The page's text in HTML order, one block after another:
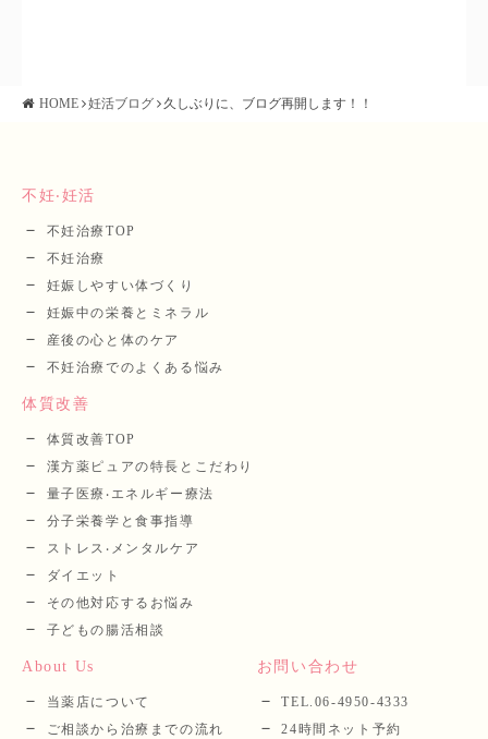
HOME 妊活ブログ 久しぶりに、ブログ再開します！！
不妊‧妊活
不妊治療TOP
不妊治療
妊娠しやすい体づくり
妊娠中の栄養とミネラル
産後の⼼と体のケア
不妊治療でのよくある悩み
体質改善
体質改善TOP
漢⽅薬ピュアの特長とこだわり
量⼦医療‧エネルギー療法
分⼦栄養学と⾷事指導
ストレス‧メンタルケア
ダイエット
その他対応するお悩み
子どもの腸活相談
About Us
当薬店について
ご相談から治療までの流れ
お問い合わせ
TEL.06-4950-4333
24時間ネット予約